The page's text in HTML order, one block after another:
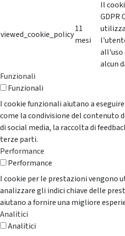
viewed_cookie_policy
11
mesi
Il
GDPR
all'uso
alcun
Funzionali
Funzionali
I cookie funzionali aiutano a
come la condivisione del contenuto
di social media, la raccolta di
terze parti.
Performance
Performance
I cookie per le prestazioni vengono
analizzare gli indici chiave delle
aiutano a fornire una migliore
Analitici
Analitici